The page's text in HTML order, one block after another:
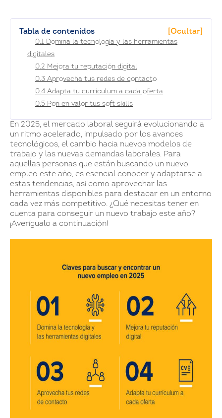
Tabla de contenidos [Ocultar]
0.1 Domina la tecnología y las herramientas
digitales
0.2 Mejora tu reputación digital
0.3 Aprovecha tus redes de contacto
0.4 Adapta tu currículum a cada oferta
0.5 Pon en valor tus soft skills
En 2025, el mercado laboral seguirá evolucionando a
un ritmo acelerado, impulsado por los avances
tecnológicos, el cambio hacia nuevos modelos de
trabajo y las nuevas demandas laborales. Para
aquellas personas que están buscando un nuevo
empleo este año, es esencial conocer y adaptarse a
estas tendencias, así como aprovechar las
herramientas disponibles para destacar en un entorno
cada vez más competitivo. ¿Qué necesitas tener en
cuenta para conseguir un nuevo trabajo este año?
¡Averígualo a continuación!